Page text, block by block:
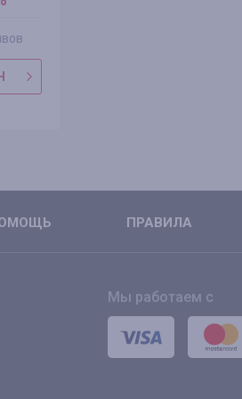
ПРАВИЛА
Мы работаем с